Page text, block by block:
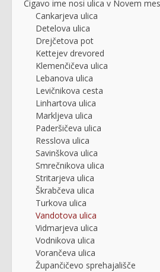
Čigavo ime nosi ulica v Novem
Cankarjeva ulica
Detelova ulica
Drejčetova pot
Kettejev drevored
Klemenčičeva ulica
Lebanova ulica
Levičnikova cesta
Linhartova ulica
Markljeva ulica
Paderšičeva ulica
Resslova ulica
Savinškova ulica
Smrečnikova ulica
Stritarjeva ulica
Škrabčeva ulica
Turkova ulica
Vandotova ulica
Vidmarjeva ulica
Vodnikova ulica
Vorančeva ulica
Župančičevo sprehajališče